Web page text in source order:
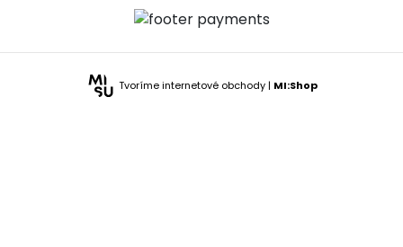
Tvoríme internetové obchody | MI:Shop